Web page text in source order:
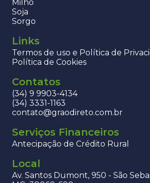
Milho
Soja
Sorgo
Links
Termos de uso e Política de
Política de Cookies
Contatos
(34) 9 9903-4134
(34) 3331-1163
contato@graodireto.com.br
Serviços Financeiros
Antecipação de Crédito Rural
Local
Av. Santos Dumont, 950 - São